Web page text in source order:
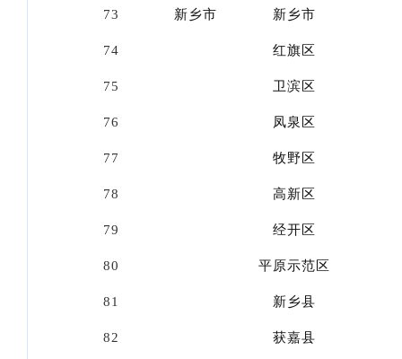
73 新乡市 新乡市
74 红旗区
75 卫滨区
76 凤泉区
77 牧野区
78 高新区
79 经开区
80 平原示范区
81 新乡县
82 获嘉县